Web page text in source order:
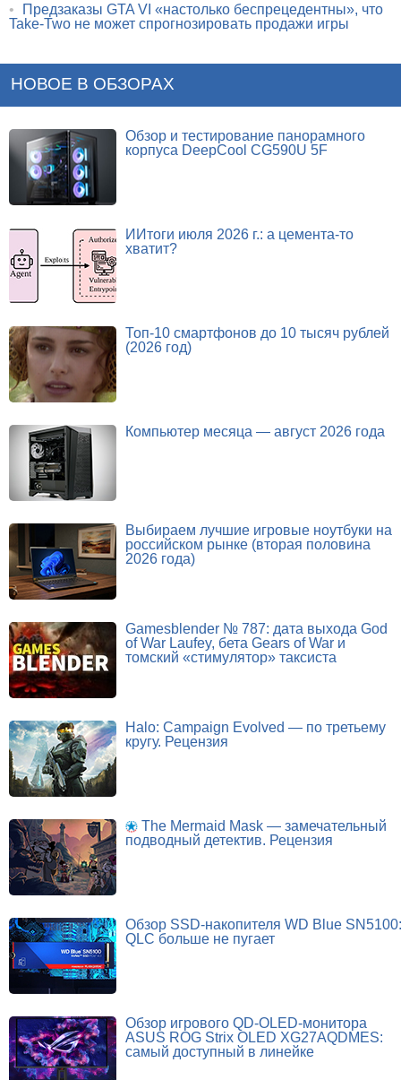
•
Предзаказы GTA VI «настолько беспрецедентны», что
Take-Two не может спрогнозировать продажи игры
НОВОЕ В ОБЗОРАХ
Обзор и тестирование панорамного
корпуса DeepCool CG590U 5F
ИИтоги июля 2026 г.: а цемента-то
хватит?
Топ-10 смартфонов до 10 тысяч рублей
(2026 год)
Компьютер месяца — август 2026 года
Выбираем лучшие игровые ноутбуки на
российском рынке (вторая половина
2026 года)
Gamesblender № 787: дата выхода God
of War Laufey, бета Gears of War и
томский «стимулятор» таксиста
Halo: Campaign Evolved — по третьему
кругу. Рецензия
The Mermaid Mask — замечательный
подводный детектив. Рецензия
Обзор SSD-накопителя WD Blue SN5100:
QLC больше не пугает
Обзор игрового QD-OLED-монитора
ASUS ROG Strix OLED XG27AQDMES:
самый доступный в линейке